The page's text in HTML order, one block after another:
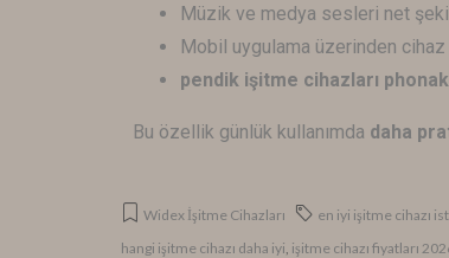
Müzik ve medya sesleri net
Mobil uygulama üzerinden
pendik işitme cihazları
Bu özellik günlük kullanımda daha
Widex İşitme Cihazları en iyi işitme cihazı
hangi işitme cihazı daha iyi işitme cihazı fiyatları